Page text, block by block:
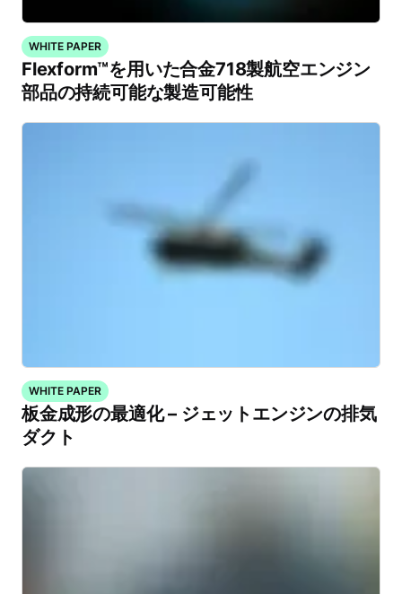
WHITE PAPER
Flexform™を用いた合金718製航空エンジン
部品の持続可能な製造可能性
WHITE PAPER
板金成形の最適化 – ジェットエンジンの排気
ダクト